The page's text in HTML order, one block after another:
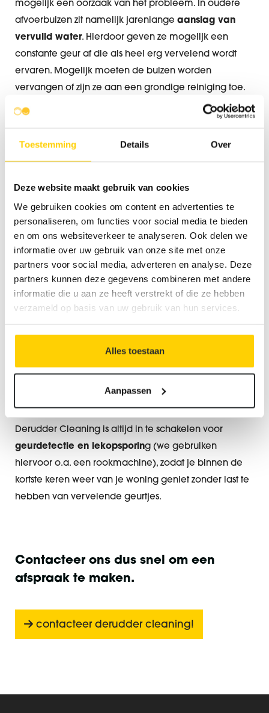
Toestemming Details Over
Deze website maakt gebruik van cookies
We gebruiken cookies om content en advertenties te
personaliseren, om functies voor social media te bieden
en om ons websiteverkeer te analyseren. Ook delen we
informatie over uw gebruik van onze site met onze
partners voor social media, adverteren en analyse. Deze
partners kunnen deze gegevens combineren met andere
informatie die u aan ze heeft verstrekt of die ze hebben
verzameld op basis van uw gebruik van hun services.
Alles toestaan
Aanpassen
mogelijk een oorzaak van het probleem. In oudere
afvoerbuizen zit namelijk jarenlange aanslag van
vervuild water. Hierdoor geven ze mogelijk een
constante geur af die als heel erg vervelend wordt
ervaren. Mogelijk moeten de buizen worden
vervangen of zijn ze aan een grondige reiniging toe.
Overgelopen septische put
door verstoppingen, maar ook door overstromingen. Is
de put al een lange tijd niet gereinigd of geledigd?
Dan stroomt het water mogelijk niet meer goed weg.
overstromende septische put
waardoor er nare geurtjes door de afvoer omhoog
komen.
Hulp nodig?
goede optie om een professional in te schakelen,
Derudder Cleaning is altijd in te schakelen voor
geurdetectie en lekopsporing (we gebruiken
hiervoor o.a. een rookmachine), zodat je binnen de
kortste keren weer van je woning geniet zonder last te
hebben van vervelende geurtjes.
Contacteer ons dus snel om een
afspraak te maken.
contacteer derudder cleaning!